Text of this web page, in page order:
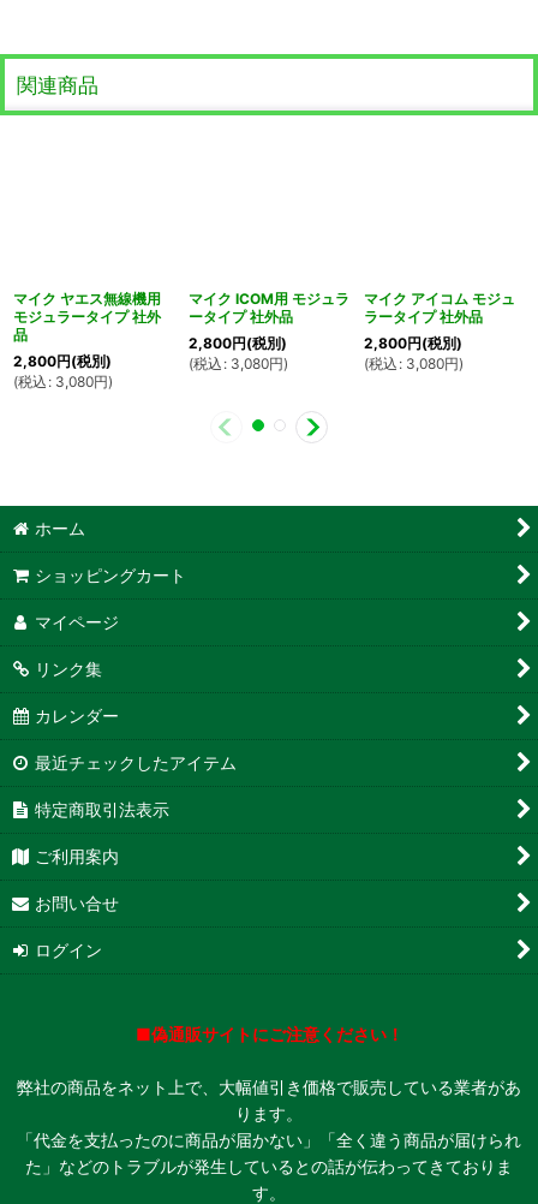
関連商品
マイク ヤエス無線機用
モジュラータイプ 社外
品
2,800円(税別)
(税込 : 3,080円)
マイク ICOM用 モジュラ
ータイプ 社外品
2,800円(税別)
(税込 : 3,080円)
マイク アイコム モジュ
ラータイプ 社外品
2,800円(税別)
(税込 : 3,080円)
ホーム
ショッピングカート
マイページ
リンク集
カレンダー
最近チェックしたアイテム
特定商取引法表示
ご利用案内
お問い合せ
ログイン
■偽通販サイトにご注意ください！
弊社の商品をネット上で、大幅値引き価格で販売している業者があ
ります。
「代金を支払ったのに商品が届かない」「全く違う商品が届けられ
た」などのトラブルが発生しているとの話が伝わってきておりま
す。